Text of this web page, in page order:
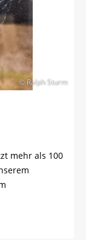
© Ralph Sturm
mehr als 100